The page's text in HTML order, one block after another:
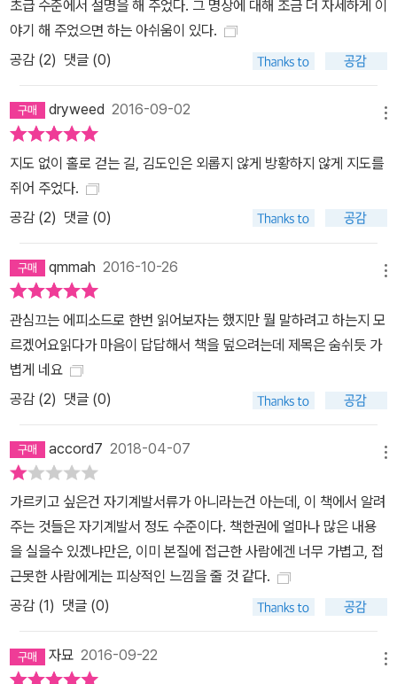
초급 수준에서 설명을 해 주었다. 그 명상에 대해 조금 더 자세하게 이
야기 해 주었으면 하는 아쉬움이 있다.
공감 (2) 댓글 (0)
dryweed 2016-09-02
지도 없이 홀로 걷는 길, 김도인은 외롭지 않게 방황하지 않게 지도를
쥐어 주었다.
공감 (2) 댓글 (0)
qmmah 2016-10-26
관심끄는 에피소드로 한번 읽어보자는 했지만 뭘 말하려고 하는지 모
르겠어요읽다가 마음이 답답해서 책을 덮으려는데 제목은 숨쉬듯 가
볍게 네요
공감 (2) 댓글 (0)
accord7 2018-04-07
가르키고 싶은건 자기계발서류가 아니라는건 아는데, 이 책에서 알려
주는 것들은 자기계발서 정도 수준이다. 책한권에 얼마나 많은 내용
을 실을수 있겠냐만은, 이미 본질에 접근한 사람에겐 너무 가볍고, 접
근못한 사람에게는 피상적인 느낌을 줄 것 같다.
공감 (1) 댓글 (0)
자묘 2016-09-22